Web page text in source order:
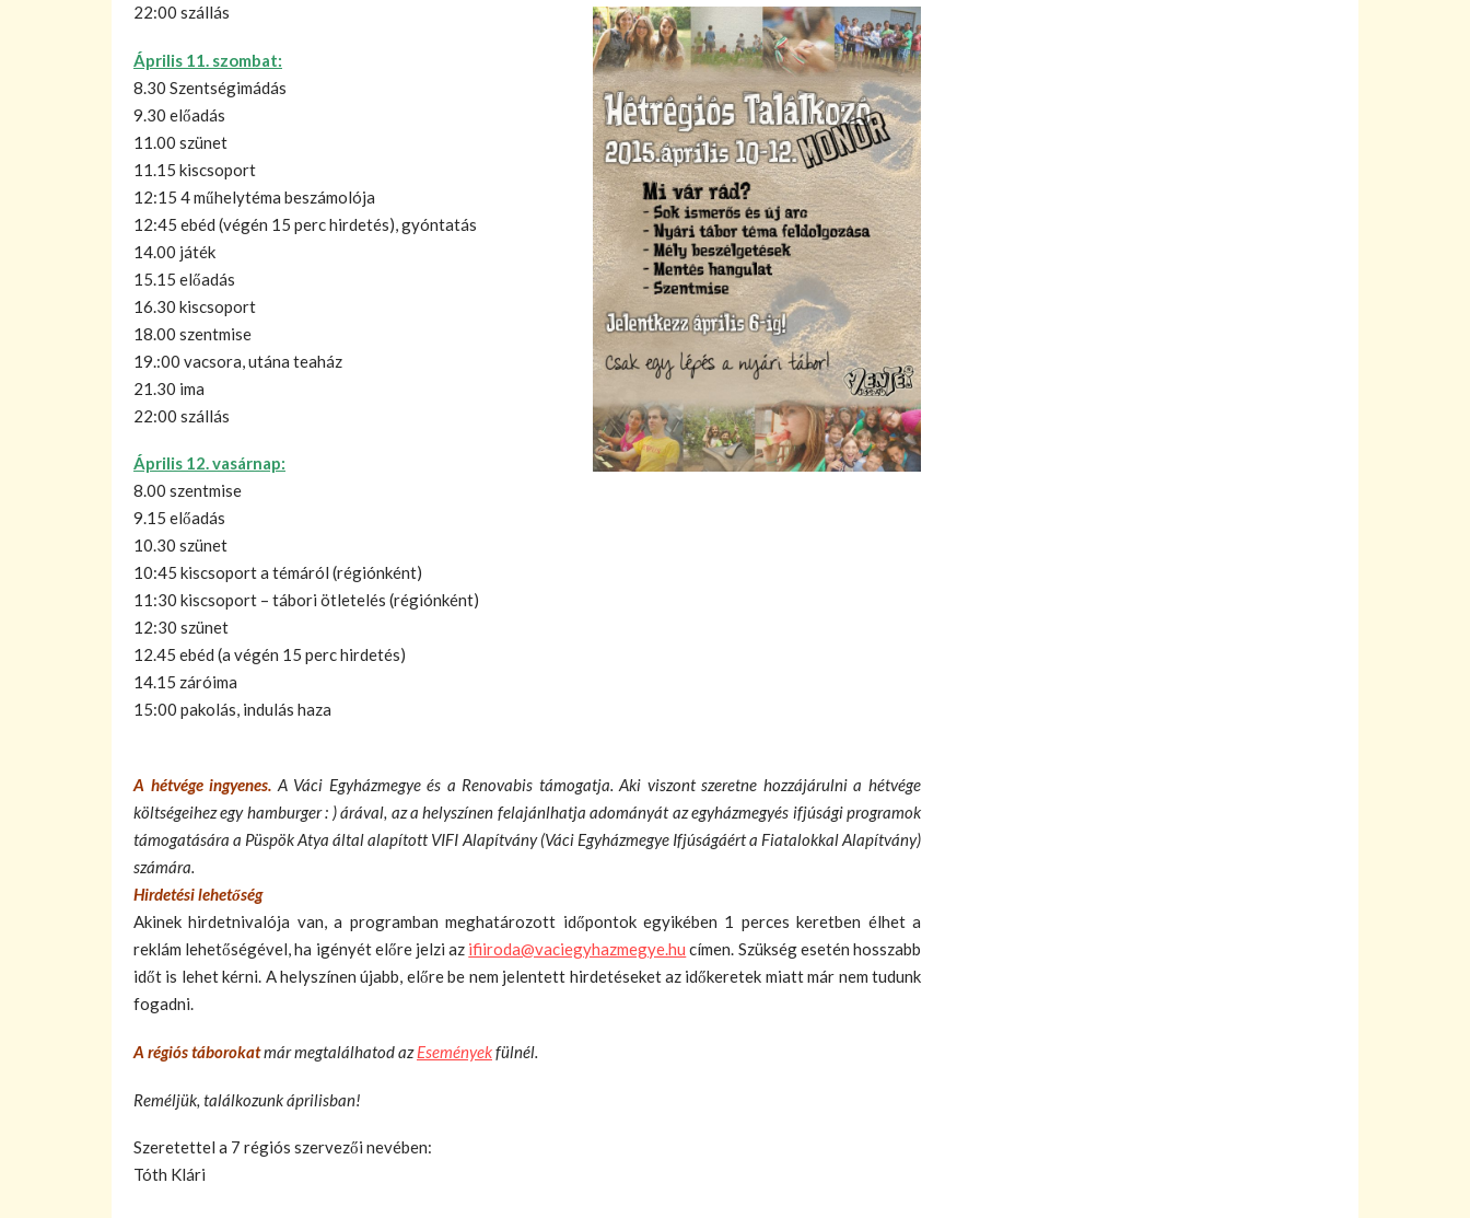
22:00 szállás
Április 11. szombat:
8.30 Szentségimádás
9.30 előadás
11.00 szünet
11.15 kiscsoport
12:15 4 műhelytéma beszámolója
12:45 ebéd (végén 15 perc hirdetés), gyóntatás
14.00 játék
15.15 előadás
16.30 kiscsoport
18.00 szentmise
19.:00 vacsora, utána teaház
21.30 ima
22:00 szállás
Április 12. vasárnap:
8.00 szentmise
9.15 előadás
10.30 szünet
10:45 kiscsoport a témáról (régiónként)
11:30 kiscsoport – tábori ötletelés (régiónként)
12:30 szünet
12.45 ebéd (a végén 15 perc hirdetés)
14.15 záróima
15:00 pakolás, indulás haza
A hétvége ingyenes. A Váci Egyházmegye és a Renovabis támogatja. Aki viszont szeretne hozzájárulni a hétvége
költségeihez egy hamburger : ) árával, az a helyszínen felajánlhatja adományát az egyházmegyés ifjúsági programok
támogatására a Püspök Atya által alapított VIFI Alapítvány (Váci Egyházmegye Ifjúságáért a Fiatalokkal Alapítvány)
számára.
Hirdetési lehetőség
Akinek hirdetnivalója van, a programban meghatározott időpontok egyikében 1 perces keretben élhet a
reklám lehetőségével, ha igényét előre jelzi az ifiiroda@vaciegyhazmegye.hu címen. Szükség esetén hosszabb
időt is lehet kérni. A helyszínen újabb, előre be nem jelentett hirdetéseket az időkeretek miatt már nem tudunk
fogadni.
A régiós táborokatmár megtalálhatod azEseményekfülnél.
Reméljük, találkozunk áprilisban!
Szeretettel a 7 régiós szervezői nevében:
Tóth Klári